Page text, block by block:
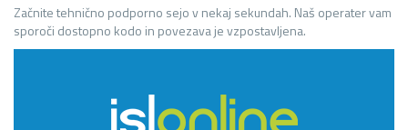
Začnite tehnično podporno sejo v nekaj sekundah. Naš operater vam
sporoči dostopno kodo in povezava je vzpostavljena.